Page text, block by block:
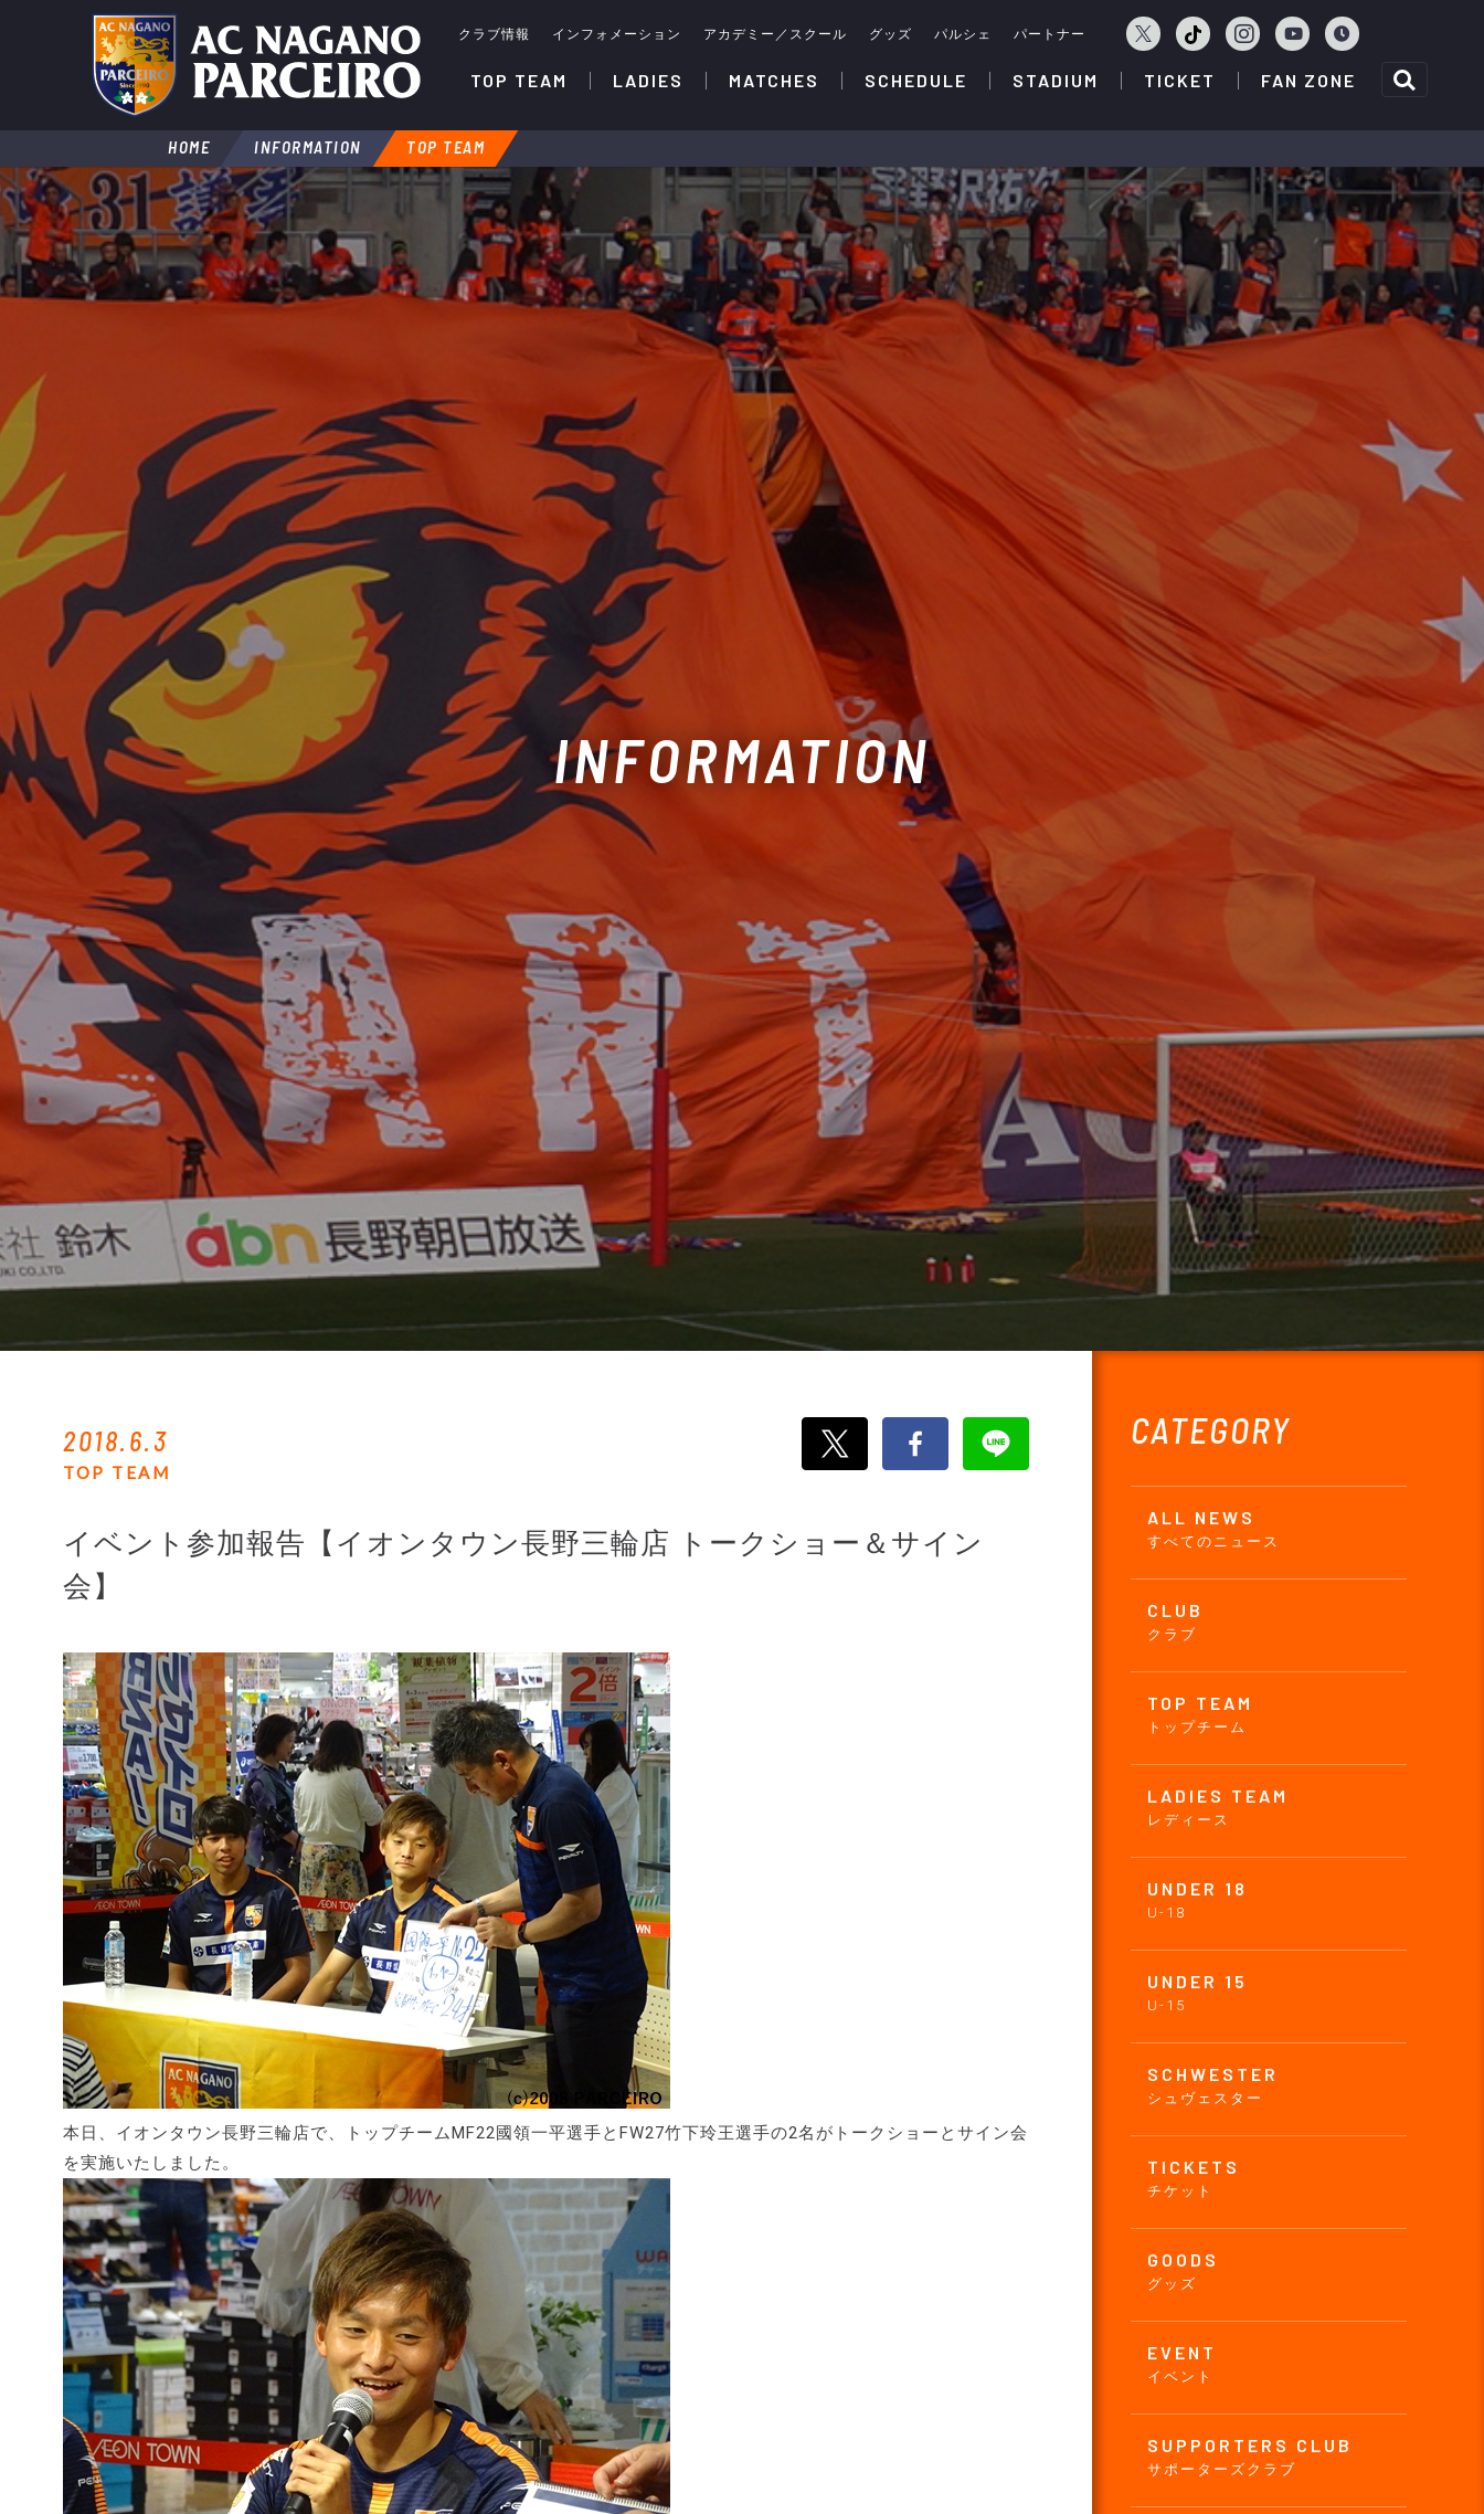
クラブ情報 インフォメーション アカデミー／スクール グッズ パルシェ パートナー
TOP TEAM LADIES MATCHES SCHEDULE STADIUM TICKET FAN ZONE
HOME INFORMATION TOP TEAM
INFORMATION
CATEGORY
ALL NEWS
すべてのニュース
CLUB
クラブ
TOP TEAM
トップチーム
LADIES TEAM
レディース
UNDER 18
U-18
UNDER 15
U-15
SCHWESTER
シュヴェスター
TICKETS
チケット
GOODS
グッズ
EVENT
イベント
SUPPORTERS CLUB
サポーターズクラブ
2018.6.3
TOP TEAM
イベント参加報告【イオンタウン長野三輪店 トークショー＆サイン
会】
本日、イオンタウン長野三輪店で、トップチームMF22國領一平選手とFW27竹下玲王選手の2名がトークショーとサイン会
を実施いたしました。